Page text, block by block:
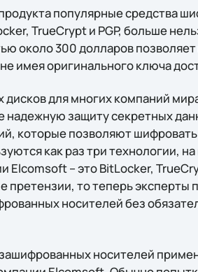
популярные средства
TrueCrypt и PGP, больше
около 300 долларов
имея оригинального ключа
для многих компаний
надежную защиту секретных
которые позволяют
как раз три технологии,
Elcomsoft – это BitLocker,
то теперь эксперты
носителей без
носителей